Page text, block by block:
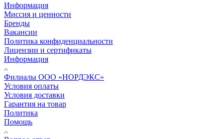
Информация
Миссия и ценности
Бренды
Вакансии
Политика конфиденциальности
Лицензии и сертификаты
Информация
Филиалы ООО «НОРДЭКС»
Условия оплаты
Условия доставки
Гарантия на товар
Политика
Помощь